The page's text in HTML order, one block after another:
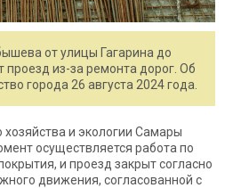
от улицы Гагарина до
из-за ремонта дорог. Об
города 26 августа 2024 года.
и экологии Самары
осуществляется работа по
и проезд закрыт согласно
движения, согласованной с